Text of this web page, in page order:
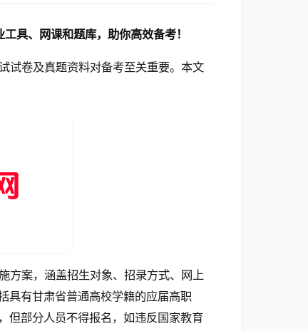
具、网课和题库，助你高效备考！
试卷及真题资料对备考至关重要。本文
方案，涵盖招生对象、招录方式、网上
具有甘肃省普通高校学籍的应届高职
但部分人员不得报名，如违反国家教育